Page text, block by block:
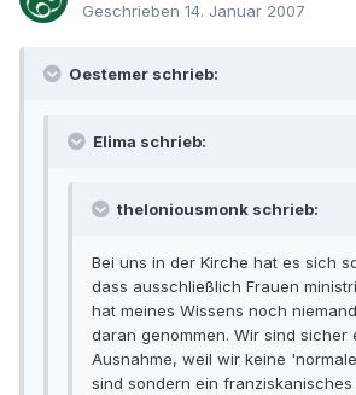
Geschrieben 14. Januar 2007
Oestemer schrieb:
Elima schrieb:
theloniousmonk schrieb:
Bei uns in der Kirche hat es sich
dass ausschließlich Frauen
hat meines Wissens noch
daran genommen. Wir sind sicher
Ausnahme, weil wir keine
sind sondern ein franziskanisches